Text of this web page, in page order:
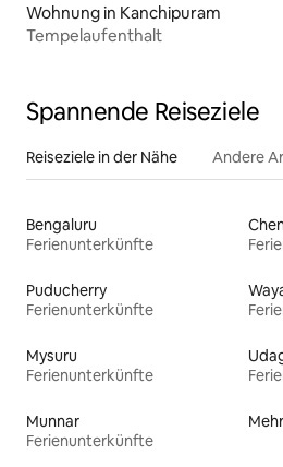
Wohnung in Kanchipuram
Tempelaufenthalt
Spannende Reiseziele
Reiseziele in der Nähe Andere
Bengaluru
Ferienunterkünfte
Puducherry
Ferienunterkünfte
Mysuru
Ferienunterkünfte
Munnar
Ferienunterkünfte